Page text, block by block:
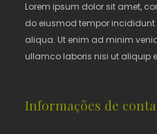
Lorem ipsum dolor sit amet,
do eiusmod tempor
aliqua. Ut enim ad minim
ullamco laboris nisi ut aliquip
Informações de